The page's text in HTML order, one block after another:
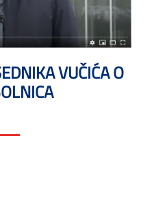
VUČIĆA O